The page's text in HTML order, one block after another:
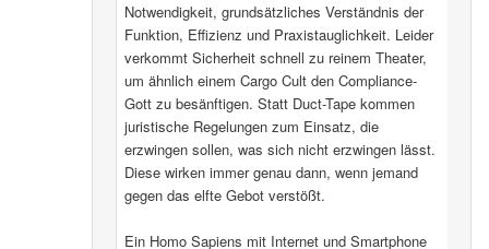
Notwendigkeit, grundsätzliches Verständnis der
Funktion, Effizienz und Praxistauglichkeit. Leider
verkommt Sicherheit schnell zu reinem Theater,
um ähnlich einem Cargo Cult den Compliance-
Gott zu besänftigen. Statt Duct-Tape kommen
juristische Regelungen zum Einsatz, die
erzwingen sollen, was sich nicht erzwingen lässt.
Diese wirken immer genau dann, wenn jemand
gegen das elfte Gebot verstößt.
Ein Homo Sapiens mit Internet und Smartphone